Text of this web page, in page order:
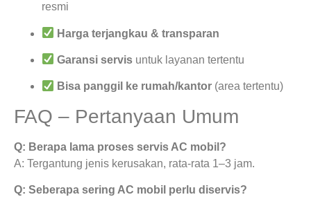
resmi
Harga terjangkau & transparan
Garansi servis untuk layanan tertentu
Bisa panggil ke rumah/kantor (area tertentu)
FAQ – Pertanyaan Umum
Q: Berapa lama proses servis AC mobil?
A: Tergantung jenis kerusakan, rata-rata 1–3 jam.
Q: Seberapa sering AC mobil perlu diservis?